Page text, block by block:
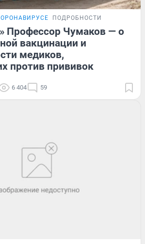
ПОДРОБНОСТИ
Профессор Чумаков — о
вакцинации и
медиков,
против прививок
6 404 59